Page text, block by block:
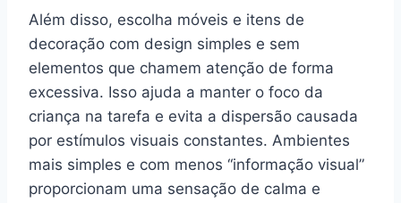
Além disso, escolha móveis e itens de
decoração com design simples e sem
elementos que chamem atenção de forma
excessiva. Isso ajuda a manter o foco da
criança na tarefa e evita a dispersão causada
por estímulos visuais constantes. Ambientes
mais simples e com menos “informação visual”
proporcionam uma sensação de calma e